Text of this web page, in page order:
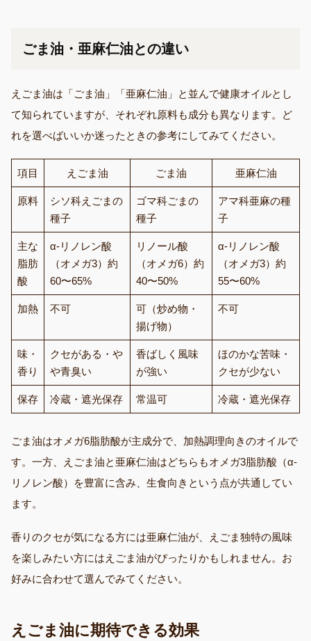
ごま油・亜麻仁油との違い
えごま油は「ごま油」「亜麻仁油」と並んで健康オイルとし
て知られていますが、それぞれ原料も成分も異なります。ど
れを選べばいいか迷ったときの参考にしてみてください。
項目 えごま油 ごま油 亜麻仁油
原料
シソ科えごまの
種子
ゴマ科ごまの
種子
アマ科亜麻の種
子
主な
脂肪
酸
α-リノレン酸
（オメガ3）約
60〜65%
リノール酸
（オメガ6）約
40〜50%
α-リノレン酸
（オメガ3）約
55〜60%
加熱 不可
可（炒め物・
揚げ物）
不可
味・
香り
クセがある・や
や青臭い
香ばしく風味
が強い
ほのかな苦味・
クセが少ない
保存 冷蔵・遮光保存 常温可 冷蔵・遮光保存
ごま油はオメガ6脂肪酸が主成分で、加熱調理向きのオイルで
す。一方、えごま油と亜麻仁油はどちらもオメガ3脂肪酸（α-
リノレン酸）を豊富に含み、生食向きという点が共通してい
ます。
香りのクセが気になる方には亜麻仁油が、えごま独特の風味
を楽しみたい方にはえごま油がぴったりかもしれません。お
好みに合わせて選んでみてください。
えごま油に期待できる効果